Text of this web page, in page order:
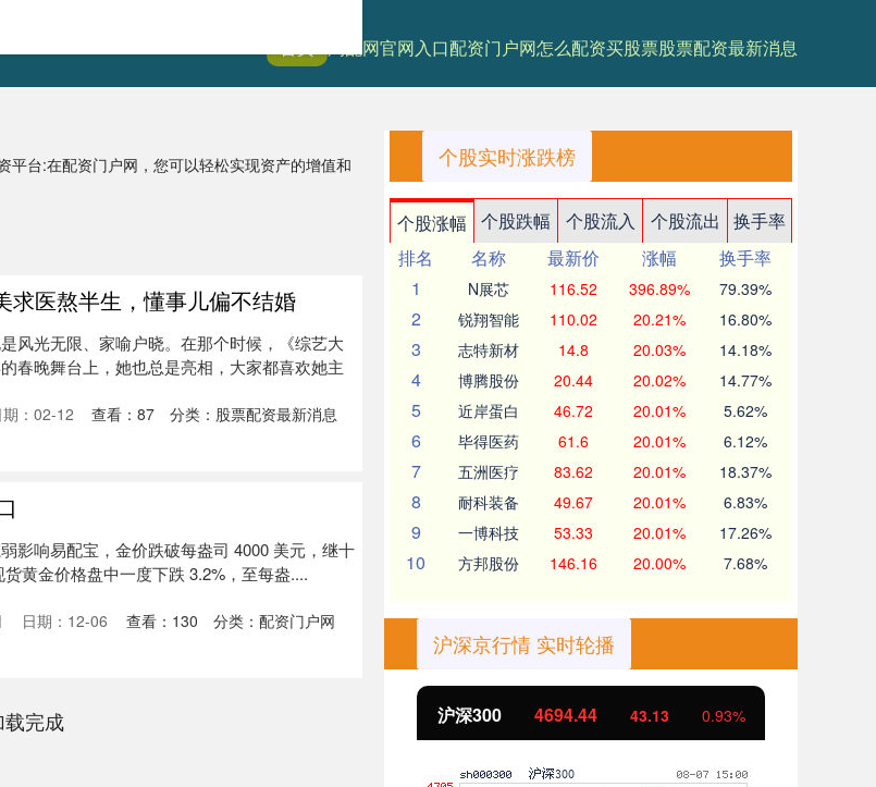
淘配网官网入口配资门户网怎么配资买股票股票配资最新消息
台:在配资门户网，您可以轻松实现资产的增值和
求医熬半生，懂事儿偏不结婚
风光无限、家喻户晓。在那个时候，《综艺大
春晚舞台上，她也总是亮相，大家都喜欢她主
期：02-12 查看： 87 分类： 股票配资最新消息
影响易配宝，金价跌破每盎司 4000 美元，继十
黄金价格盘中一度下跌 3.2%，至每盎....
日期：12-06 查看： 130 分类：配资门户网
完成
个股实时涨跌榜
个股涨幅 个股跌幅 个股流入 个股流出
换手率
排名
名称 最新价 涨幅
换手率
1
N展芯 116.52 396.89% 79.39%
2 锐翔智能 110.02 20.21% 16.80%
3 志特新材 14.8 20.03% 14.18%
4 博腾股份 20.44 20.02% 14.77%
5 近岸蛋白 46.72 20.01% 5.62%
6 毕得医药 61.6 20.01% 6.12%
7 五洲医疗 83.62 20.01% 18.37%
8 耐科装备 49.67 20.01% 6.83%
9 一博科技 53.33 20.01% 17.26%
10 方邦股份 146.16 20.00% 7.68%
沪深京行情 实时轮播
深证成指 沪深300 4694.44 43.13 0.93%